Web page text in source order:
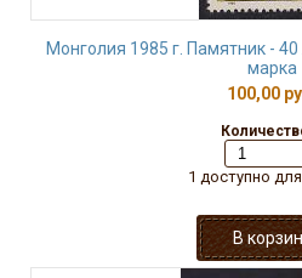
Монголия 1985 г. Памятник -
марка
100,00
1 доступно